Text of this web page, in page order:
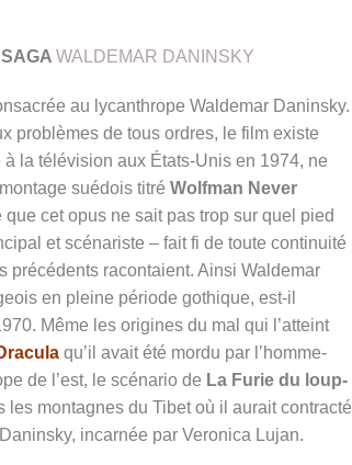
I SAGA WALDEMAR DANINSKY
au lycanthrope Waldemar Daninsky.
problèmes de tous ordres, le film existe
la télévision aux États-Unis en 1974, ne
suédois titré Wolfman Never
cet opus ne sait pas trop sur quel pied
et scénariste – fait fi de toute continuité
précédents racontaient. Ainsi Waldemar
en pleine période gothique, est-il
Même les origines du mal qui l’atteint
qu’il avait été mordu par l’homme-
de l’est, le scénario de La Furie du loup-
les montagnes du Tibet où il aurait contracté
incarnée par Veronica Lujan.